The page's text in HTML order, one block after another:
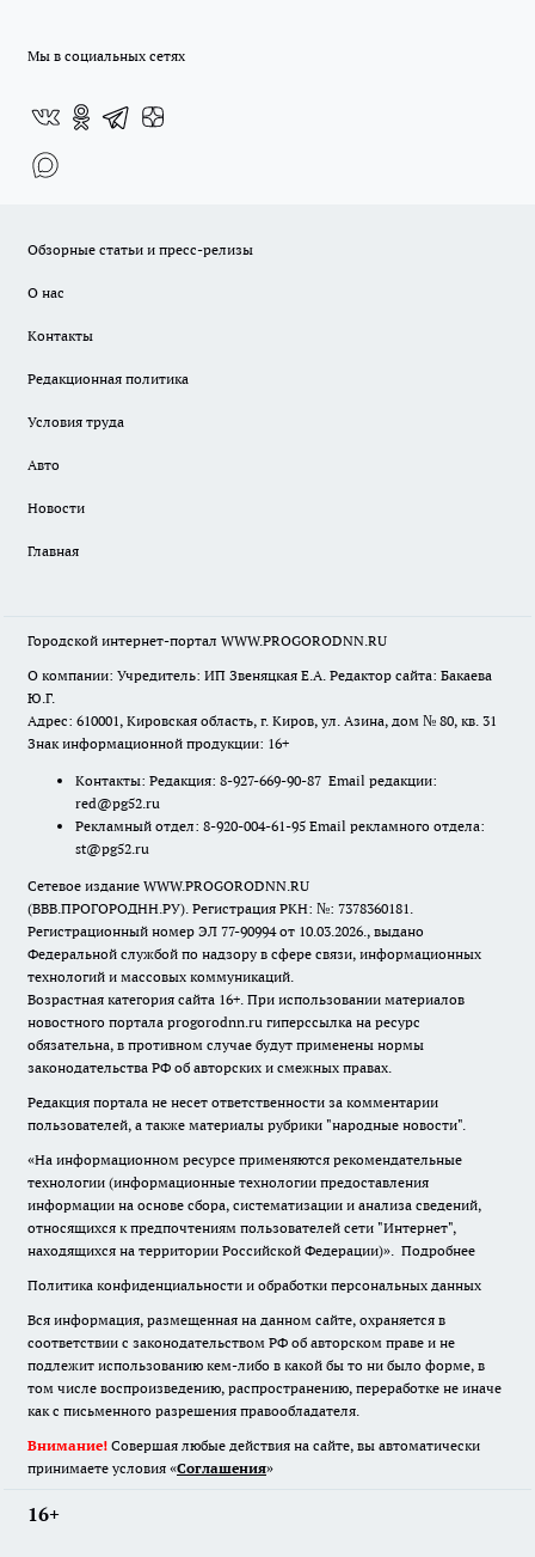
Мы в социальных сетях
Обзорные статьи и пресс-релизы
О нас
Контакты
Редакционная политика
Условия труда
Авто
Новости
Главная
Городской интернет-портал WWW.PROGORODNN.RU
О компании: Учредитель: ИП Звеняцкая Е.А. Редактор сайта: Бакаева
Ю.Г.
Адрес: 610001, Кировская область, г. Киров, ул. Азина, дом № 80, кв. 31
Знак информационной продукции: 16+
Контакты: Редакция: 8-927-669-90-87 Email редакции:
red@pg52.ru
Рекламный отдел: 8-920-004-61-95 Email рекламного отдела:
st@pg52.ru
Сетевое издание WWW.PROGORODNN.RU
(ВВВ.ПРОГОРОДНН.РУ). Регистрация РКН: №: 7378360181.
Регистрационный номер ЭЛ 77-90994 от 10.03.2026., выдано
Федеральной службой по надзору в сфере связи, информационных
технологий и массовых коммуникаций.
Возрастная категория сайта 16+. При использовании материалов
новостного портала progorodnn.ru гиперссылка на ресурс
обязательна, в противном случае будут применены нормы
законодательства РФ об авторских и смежных правах.
Редакция портала не несет ответственности за комментарии
пользователей, а также материалы рубрики "народные новости".
«На информационном ресурсе применяются рекомендательные
технологии (информационные технологии предоставления
информации на основе сбора, систематизации и анализа сведений,
относящихся к предпочтениям пользователей сети "Интернет",
находящихся на территории Российской Федерации)». Подробнее
Политика конфиденциальности и обработки персональных данных
Вся информация, размещенная на данном сайте, охраняется в
соответствии с законодательством РФ об авторском праве и не
подлежит использованию кем-либо в какой бы то ни было форме, в
том числе воспроизведению, распространению, переработке не иначе
как с письменного разрешения правообладателя.
Внимание! Совершая любые действия на сайте, вы автоматически
принимаете условия «Cоглашения»
16+